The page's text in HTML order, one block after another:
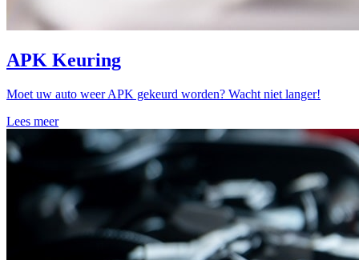
APK Keuring
Moet uw auto weer APK gekeurd worden? Wacht niet langer!
Lees meer